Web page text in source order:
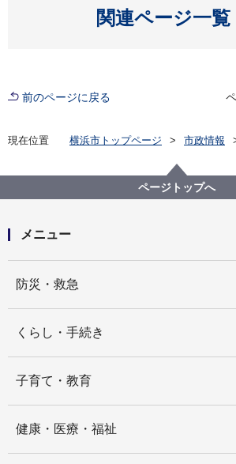
関連ページ一覧
開く
前のページに戻る
現在位置 横浜市トップページ
市政情報
事務処理ミ
ページトップへ
メニュー
防災・救急
くらし・手続き
子育て・教育
健康・医療・福祉